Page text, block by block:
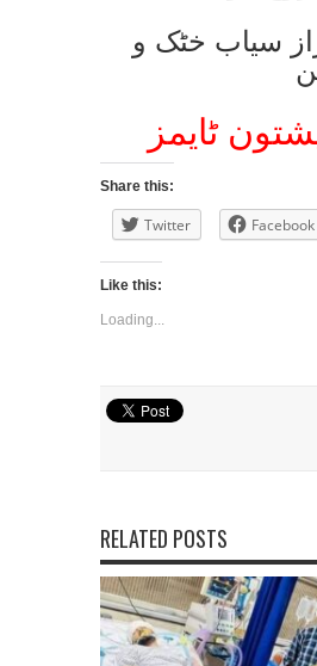
سیاب خٹک و
Share this:
Twitter Facebook
Like this:
Loading...
RELATED POSTS